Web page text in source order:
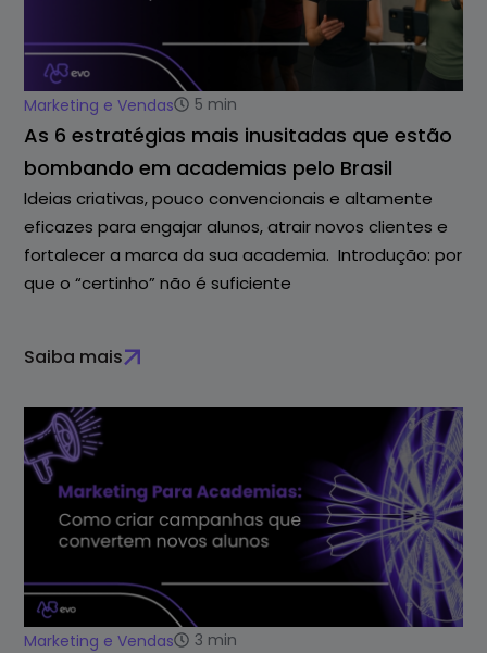
Marketing e Vendas 5 min
As 6 estratégias mais inusitadas que estão
bombando em academias pelo Brasil
Ideias criativas, pouco convencionais e altamente
eficazes para engajar alunos, atrair novos clientes e
fortalecer a marca da sua academia. Introdução: por
que o “certinho” não é suficiente
Saiba mais
Marketing e Vendas 3 min